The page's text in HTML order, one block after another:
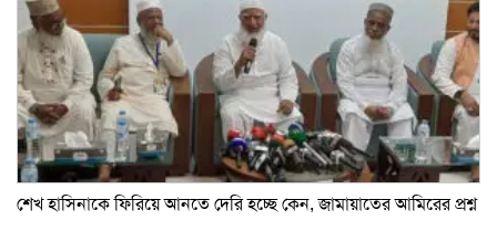
শেখ হাসিনাকে ফিরিয়ে আনতে দেরি হচ্ছে কেন, জামায়াতের আমিরের প্রশ্ন